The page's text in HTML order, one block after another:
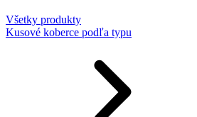
Všetky produkty
Kusové koberce podľa typu